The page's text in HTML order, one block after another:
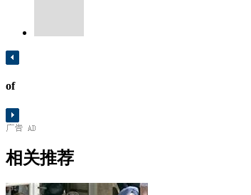
of
相关推荐